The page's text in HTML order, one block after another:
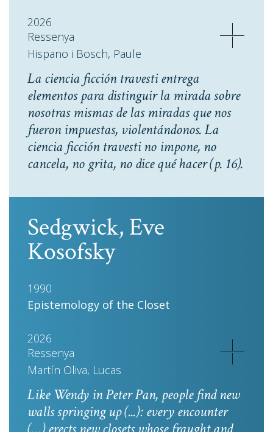
2026
Ressenya
Hispano i Bosch, Paule
La ciencia ficción travesti entrega
elementos para distinguir la mirada sobre
nosotras mismas de las miradas que nos
fueron impuestas, violentándonos. La
ciencia ficción travesti no impone, no
cancela, no grita, no dice qué hacer(p. 16).
Sedgwick, Eve
Kosofsky
1990
Epistemology of the Closet
2026
Ressenya
Martín Oliva, Lucas
Like Wendy inPeter Pan, people find new
walls springing up (...): every encounter